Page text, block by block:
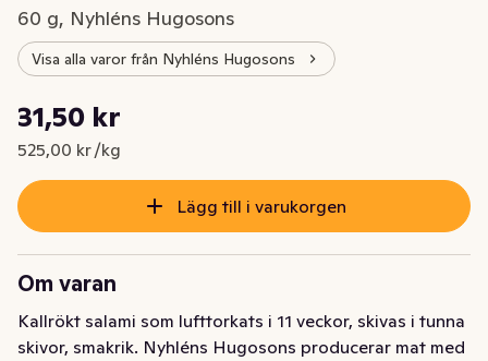
60 g, Nyhléns Hugosons
Visa alla varor från Nyhléns Hugosons
Nuvarande pris är: 31,50 kr
31,50 kr
525,00 kr /kg
Styckpris: 525,00 kr /kg
Lägg till i varukorgen
Om varan
Kallrökt salami som lufttorkats i 11 veckor, skivas i tunna
skivor, smakrik. Nyhléns Hugosons producerar mat med